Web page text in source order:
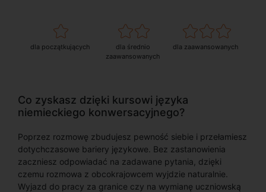
dla początkujących
dla średnio
zaawansowanych
dla zaawansowanych
Co zyskasz dzięki kursowi języka
niemieckiego konwersacyjnego?
Poprzez rozmowę zbudujesz pewność siebie i przełamiesz
dotychczasowe bariery językowe. Bez zastanowienia
zaczniesz odpowiadać na zadawane pytania, dzięki
czemu rozmowa z obcokrajowcem wyjdzie naturalnie.
Wyjazd do pracy za granice czy na wymianę uczniowską